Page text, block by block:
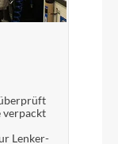
verpackt
Lenker-